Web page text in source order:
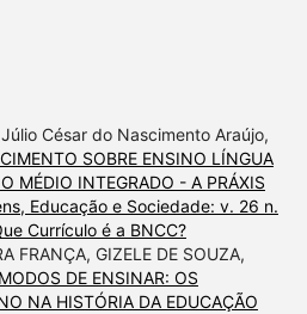
César do Nascimento Araújo,
SOBRE ENSINO LÍNGUA
MÉDIO INTEGRADO - A PRÁXIS
Educação e Sociedade: v. 26 n.
Currículo é a BNCC?
FRANÇA, GIZELE DE SOUZA,
DE ENSINAR: OS
NA HISTÓRIA DA EDUCAÇÃO